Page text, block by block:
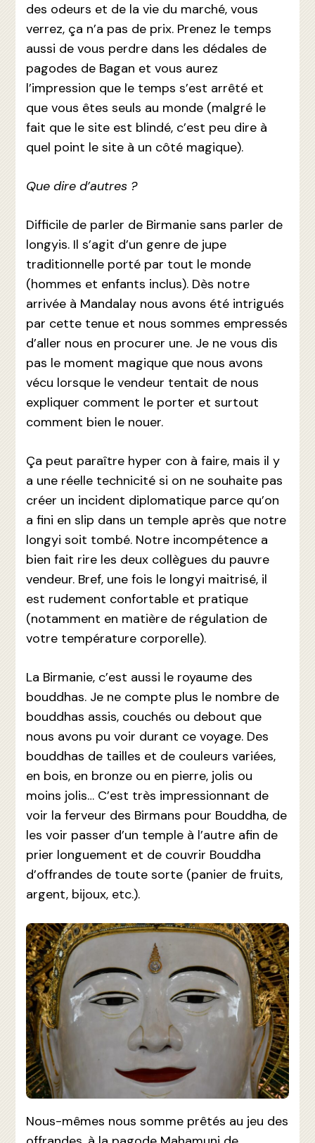
des odeurs et de la vie du marché, vous
verrez, ça n’a pas de prix. Prenez le temps
aussi de vous perdre dans les dédales de
pagodes de Bagan et vous aurez
l’impression que le temps s’est arrêté et
que vous êtes seuls au monde (malgré le
fait que le site est blindé, c’est peu dire à
quel point le site à un côté magique).
Que dire d’autres ?
Difficile de parler de Birmanie sans parler de
longyis. Il s’agit d’un genre de jupe
traditionnelle porté par tout le monde
(hommes et enfants inclus). Dès notre
arrivée à Mandalay nous avons été intrigués
par cette tenue et nous sommes empressés
d’aller nous en procurer une. Je ne vous dis
pas le moment magique que nous avons
vécu lorsque le vendeur tentait de nous
expliquer comment le porter et surtout
comment bien le nouer.
Ça peut paraître hyper con à faire, mais il y
a une réelle technicité si on ne souhaite pas
créer un incident diplomatique parce qu’on
a fini en slip dans un temple après que notre
longyi soit tombé. Notre incompétence a
bien fait rire les deux collègues du pauvre
vendeur. Bref, une fois le longyi maitrisé, il
est rudement confortable et pratique
(notamment en matière de régulation de
votre température corporelle).
La Birmanie, c’est aussi le royaume des
bouddhas. Je ne compte plus le nombre de
bouddhas assis, couchés ou debout que
nous avons pu voir durant ce voyage. Des
bouddhas de tailles et de couleurs variées,
en bois, en bronze ou en pierre, jolis ou
moins jolis… C’est très impressionnant de
voir la ferveur des Birmans pour Bouddha, de
les voir passer d’un temple à l’autre afin de
prier longuement et de couvrir Bouddha
d’offrandes de toute sorte (panier de fruits,
argent, bijoux, etc.).
Nous-mêmes nous somme prêtés au jeu des